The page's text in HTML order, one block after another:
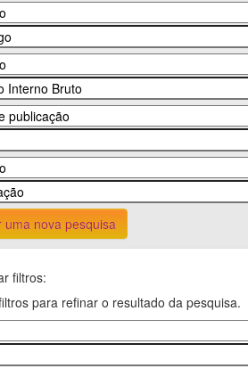
uma nova pesquisa
filtros:
para refinar o resultado da pesquisa.